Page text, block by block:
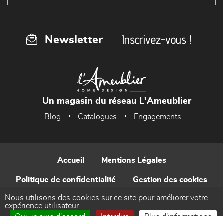
Newsletter Inscrivez-vous !
Un magasin du réseau L'Ameublier
Blog Catalogues Engagements
Accueil Mentions Légales
Politique de confidentialité Gestion des cookies
Contact
Nous utilisons des cookies sur ce site pour améliorer votre
expérience utilisateur.